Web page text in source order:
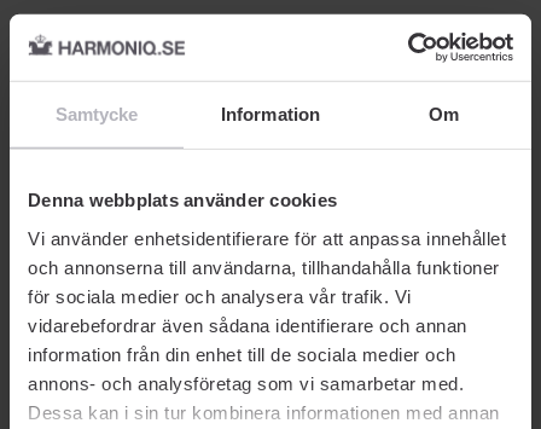
Samtycke Information Om
Denna webbplats använder cookies
Vi använder enhetsidentifierare för att anpassa innehållet
och annonserna till användarna, tillhandahålla funktioner
för sociala medier och analysera vår trafik. Vi
vidarebefordrar även sådana identifierare och annan
information från din enhet till de sociala medier och
annons- och analysföretag som vi samarbetar med.
Dessa kan i sin tur kombinera informationen med annan